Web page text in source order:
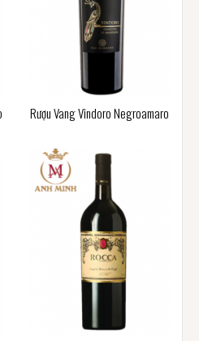
Rượu Vang Vindoro Negroamaro